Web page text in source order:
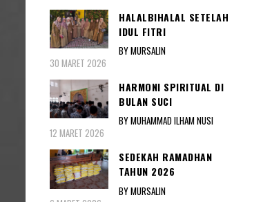
HALALBIHALAL SETELAH
IDUL FITRI
BY MURSALIN
30 MARET 2026
HARMONI SPIRITUAL DI
BULAN SUCI
BY MUHAMMAD ILHAM NUSI
12 MARET 2026
SEDEKAH RAMADHAN
TAHUN 2026
BY MURSALIN